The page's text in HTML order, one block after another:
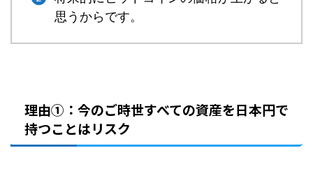
思うからです。
理由①：今のご時世すべての資産を日本円で
持つことはリスク